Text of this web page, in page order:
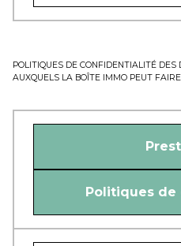
POLITIQUES DE CONFIDENTIALITÉ
AUXQUELS LA BOÎTE IMMO PEUT
Politiques